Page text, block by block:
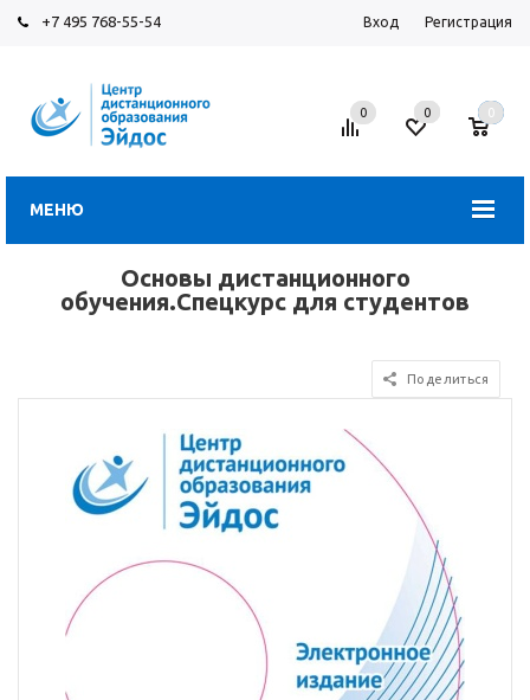
+7 495 768-55-54 Вход Регистрация
МЕНЮ
0 0 0
Основы дистанционного
обучения.Спецкурс для студентов
Поделиться